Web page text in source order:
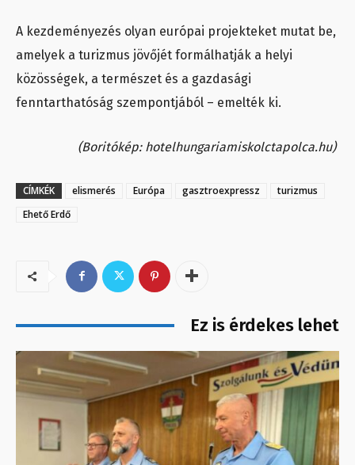
A kezdeményezés olyan európai projekteket mutat be,
amelyek a turizmus jövőjét formálhatják a helyi
közösségek, a természet és a gazdasági
fenntarthatóság szempontjából – emelték ki.
(Boritókép: hotelhungariamiskolctapolca.hu)
CÍMKÉK elismerés Európa gasztroexpressz
turizmus
Ehető Erdő
Ez is érdekes lehet